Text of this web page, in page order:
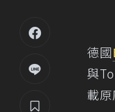
德國
與
載